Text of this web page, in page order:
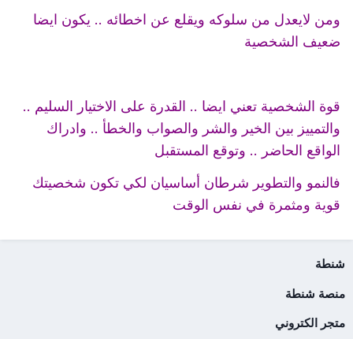
ومن لايعدل من سلوكه ويقلع عن اخطائه .. يكون ايضا
ضعيف الشخصية
قوة الشخصية تعني ايضا .. القدرة على الاختيار السليم ..
والتمييز بين الخير والشر والصواب والخطأ .. وادراك
الواقع الحاضر .. وتوقع المستقبل
فالنمو والتطوير شرطان أساسيان لكي تكون شخصيتك
قوية ومثمرة في نفس الوقت
شنطة
منصة شنطة
متجر الكتروني